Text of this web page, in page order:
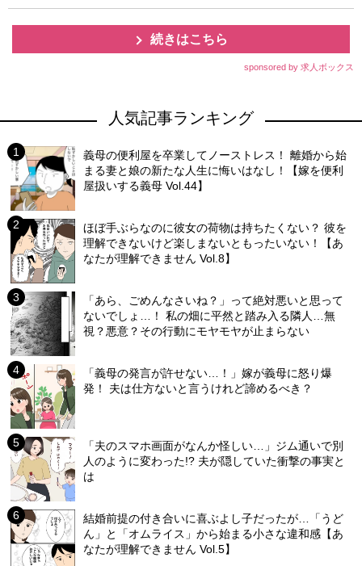
続きはこちら
sponsored by 求人ボックス
人気記事ランキング
義母の便利屋を卒業してノーストレス！ 離婚から始
まる妻と娘の新たな人生に悔いはなし！【嫁を便利
屋扱いする義母 Vol.44】
ほぼ手ぶらなのに彼女の荷物は持ちたくない？ 彼を
理解できないけど楽しまないともったいない！【あ
なたが理解できません Vol.8】
「あら、ごめんなさいね？」って絶対悪いと思って
ないでしょ…！ 私の畑に平然と踏み入る隣人…無
視？悪意？その行動にモヤモヤが止まらない
「義母の発言が許せない…！」嫁が義母に怒り爆
発！ 夫は仕方ないと言うけれど諦めるべき？
「夫のスマホ画面がなんか怪しい…」ジム通いで別
人のように変わった!? 夫が隠していた衝撃の事実と
は
結婚前提の付き合いに喜ぶよし子だったが…「うど
ん」と「オムライス」から始まる小さな違和感【あ
なたが理解できません Vol.5】